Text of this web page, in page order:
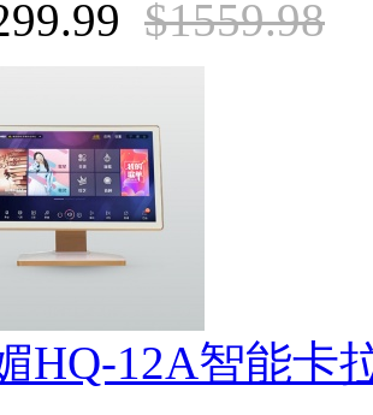
$1559.98
HQ-12A智能卡